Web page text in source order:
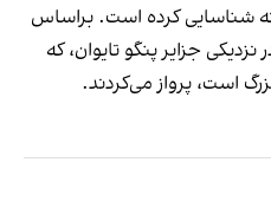
شناسایی کرده است. براساس
جزایر پنگو تایوان، که
است، پرواز می‌کردند.